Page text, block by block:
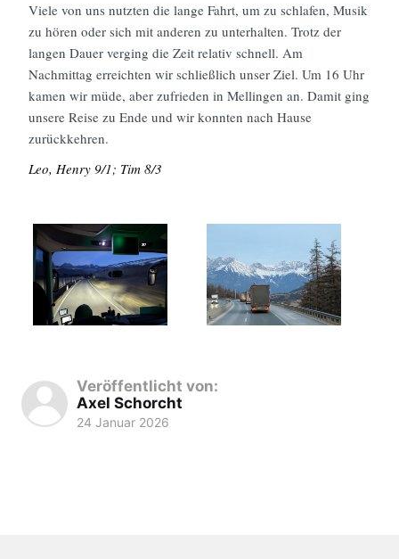
Viele von uns nutzten die lange Fahrt, um zu schlafen, Musik
zu hören oder sich mit anderen zu unterhalten. Trotz der
langen Dauer verging die Zeit relativ schnell. Am
Nachmittag erreichten wir schließlich unser Ziel. Um 16 Uhr
kamen wir müde, aber zufrieden in Mellingen an. Damit ging
unsere Reise zu Ende und wir konnten nach Hause
zurückkehren.
Leo, Henry 9/1; Tim 8/3
Veröffentlicht von:
Axel Schorcht
24 Januar 2026